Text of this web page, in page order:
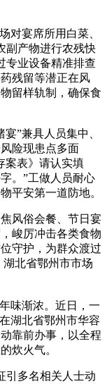
宴席所用白菜、
副产物进行农残快
专业设备精准排查
残留等潜正在风
留样轨制，确保食
”兼具人员集中、
险现患点多面
案表》请认实填
。”工做人员耐心
平安第一道防地。
风俗会餐、节日宴
峻厉冲击各类食物
守护，为群众渡过
北省鄂州市市场
味渐浓。近日，一
湖北省鄂州市华容
靠前办事，以全程
炊火气。
多名相关人士动